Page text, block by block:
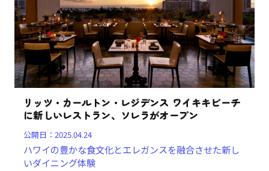
リッツ・カールトン・レジデンス ワイキキビーチ
に新しいレストラン、ソレラがオープン
公開日：2025.04.24
ハワイの豊かな食文化とエレガンスを融合させた新し
いダイニング体験